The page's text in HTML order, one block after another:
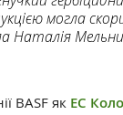
могла
Наталія
BASF як ЕС